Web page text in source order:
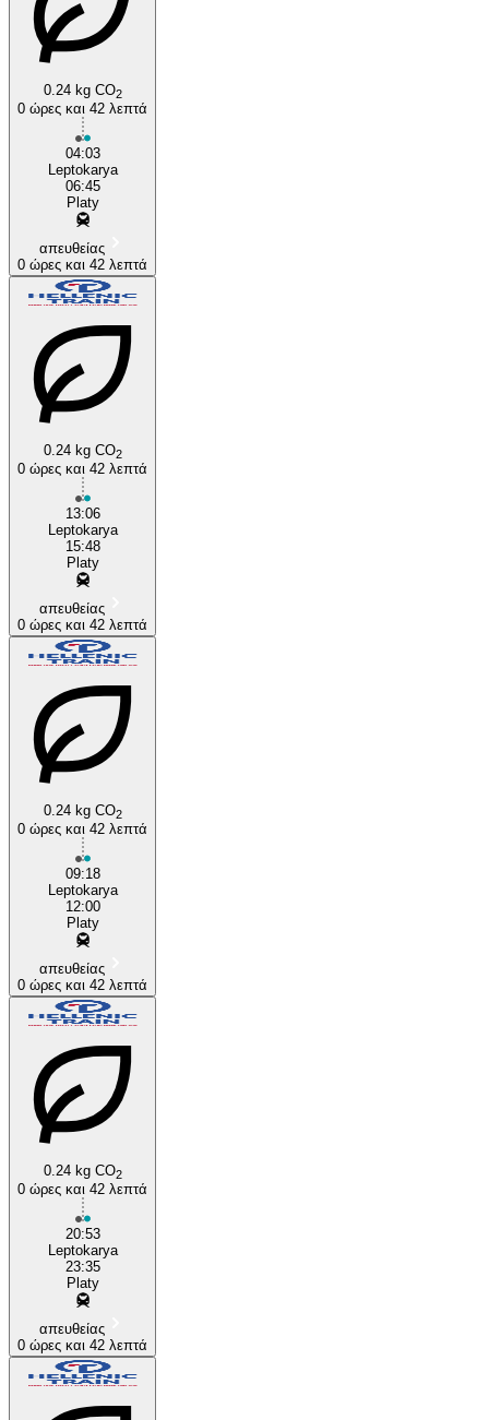
0.24 kg CO2
0 ώρες και 42 λεπτά
04:03
Leptokarya
06:45
Platy
απευθείας
0 ώρες και 42 λεπτά
0.24 kg CO2
0 ώρες και 42 λεπτά
13:06
Leptokarya
15:48
Platy
απευθείας
0 ώρες και 42 λεπτά
0.24 kg CO2
0 ώρες και 42 λεπτά
09:18
Leptokarya
12:00
Platy
απευθείας
0 ώρες και 42 λεπτά
0.24 kg CO2
0 ώρες και 42 λεπτά
20:53
Leptokarya
23:35
Platy
απευθείας
0 ώρες και 42 λεπτά